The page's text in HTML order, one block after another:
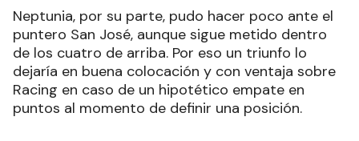
Neptunia, por su parte, pudo hacer poco ante el
puntero San José, aunque sigue metido dentro
de los cuatro de arriba. Por eso un triunfo lo
dejaría en buena colocación y con ventaja sobre
Racing en caso de un hipotético empate en
puntos al momento de definir una posición.